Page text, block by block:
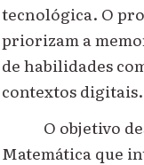
tecnológica. O
priorizam a
de habilidades
contextos digitais.
O objetivo
Matemática que